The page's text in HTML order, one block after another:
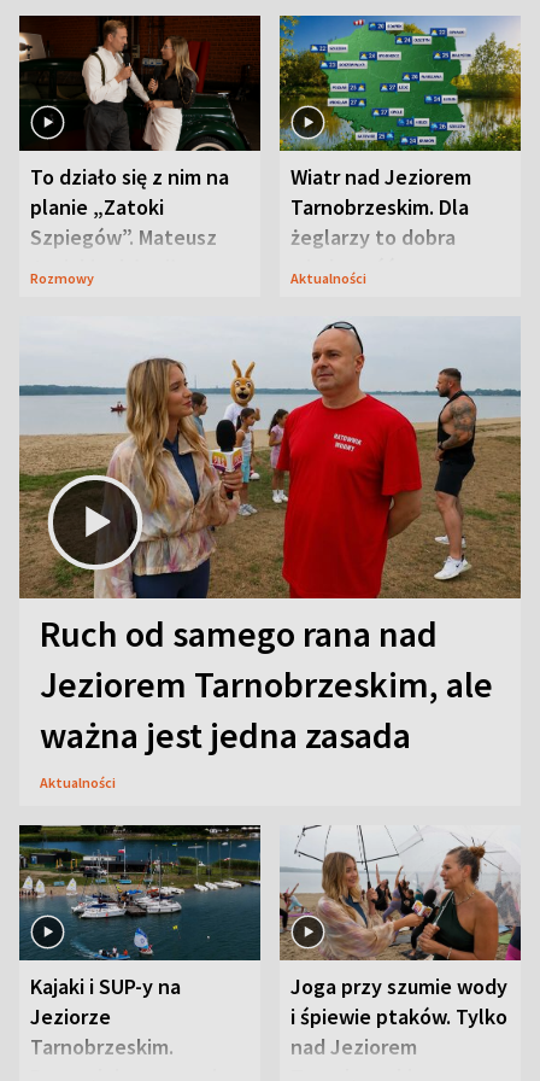
To działo się z nim na
planie „Zatoki
Szpiegów”. Mateusz
Janicki odsłonił
Rozmowy
Wiatr nad Jeziorem
Tarnobrzeskim. Dla
żeglarzy to dobra
wiadomość
Aktualności
Ruch od samego rana nad
Jeziorem Tarnobrzeskim, ale
ważna jest jedna zasada
Aktualności
Kajaki i SUP-y na
Jeziorze
Tarnobrzeskim.
Joga przy szumie wody
i śpiewie ptaków. Tylko
nad Jeziorem